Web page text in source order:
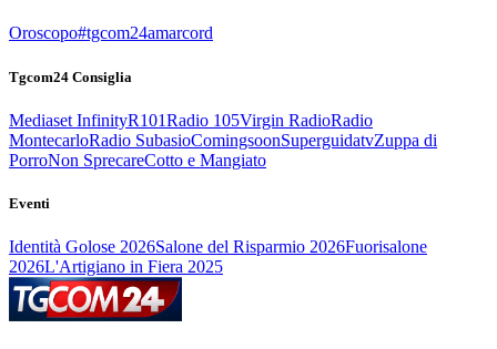
Oroscopo#tgcom24amarcord
Tgcom24 Consiglia
Mediaset InfinityR101Radio 105Virgin RadioRadio
MontecarloRadio SubasioComingsoonSuperguidatvZuppa di
PorroNon SprecareCotto e Mangiato
Eventi
Identità Golose 2026Salone del Risparmio 2026Fuorisalone
2026L'Artigiano in Fiera 2025